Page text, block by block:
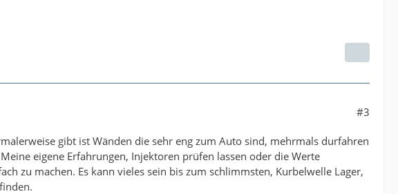
#3
gibt ist Wänden die sehr eng zum Auto sind, mehrmals durfahren
eigene Erfahrungen, Injektoren prüfen lassen oder die Werte
zu machen. Es kann vieles sein bis zum schlimmsten, Kurbelwelle Lager,